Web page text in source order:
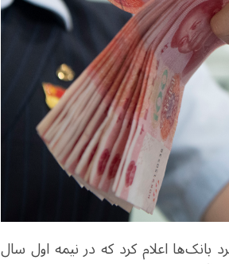
به عملکرد بانک‌ها اعلام کرد که در نیمه اول سال